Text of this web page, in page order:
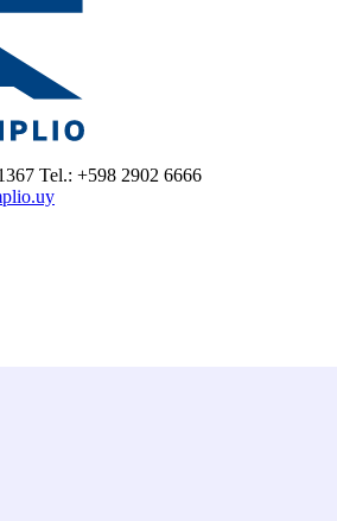
Tel.: +598 2902 6666